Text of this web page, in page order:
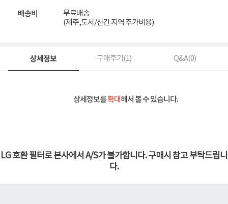
배송비
무료배송
(제주,도서/산간 지역 추가비용)
상세정보 구매후기(1) Q&A(0)
상세정보를확대해서 볼 수 있습니다.
LG 호환 필터로 본사에서 A/S가 불가합니다. 구매시 참고 부탁드립니
다.